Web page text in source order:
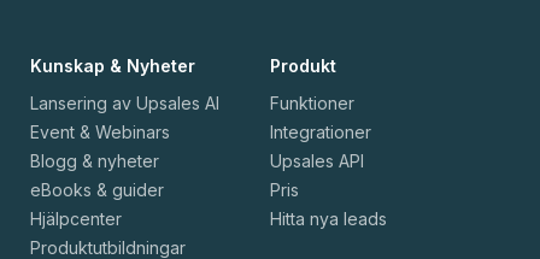
Kunskap & Nyheter
Lansering av Upsales AI
Event & Webinars
Blogg & nyheter
eBooks & guider
Hjälpcenter
Produktutbildningar
Produkt
Funktioner
Integrationer
Upsales API
Pris
Hitta nya leads